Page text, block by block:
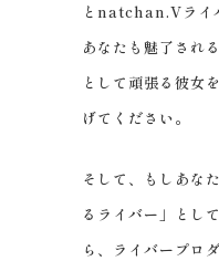
とnatchan.Vライ
あなたも魅了され
として頑張る彼女
げてください。
そして、もしあな
るライバー」とし
ら、ライバープロ